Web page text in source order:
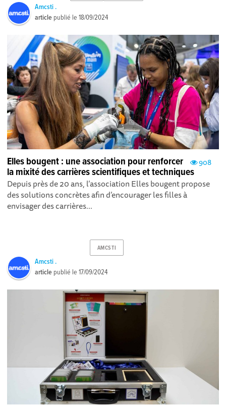
Amcsti .
article publié le18/09/2024
908
Elles bougent : une association pour renforcer
la mixité des carrières scientifiques et techniques
Depuis près de 20 ans, l’association Elles bougent propose
des solutions concrètes afin d’encourager les filles à
envisager des carrières...
AMCSTI
Amcsti .
article publié le17/09/2024